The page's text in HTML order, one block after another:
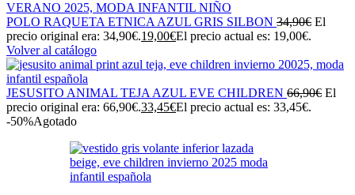
POLO RAQUETA ETNICA AZUL GRIS SILBON 34,90€ El
precio original era: 34,90€.19,00€El precio actual es: 19,00€.
Volver al catálogo
JESUSITO ANIMAL TEJA AZUL EVE CHILDREN 66,90€ El
precio original era: 66,90€.33,45€El precio actual es: 33,45€.
-50%Agotado